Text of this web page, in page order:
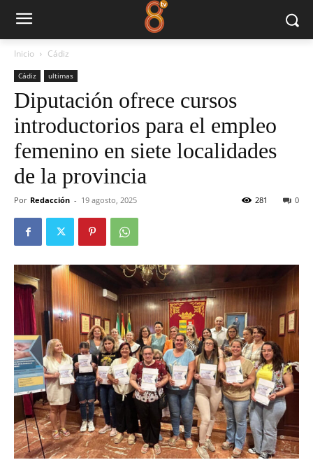
Inicio Cádiz
Cádiz ultimas
Diputación ofrece cursos
introductorios para el empleo
femenino en siete localidades
de la provincia
Por Redacción - 19 agosto, 2025 0
281